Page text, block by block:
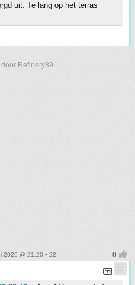
uit. Te lang op het terras
Refinery89
2026 @ 21:20 • 22